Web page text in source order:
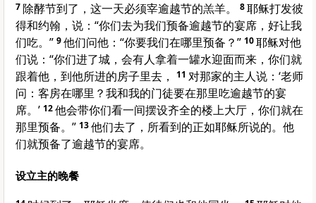
7除酵节到了，这一天必须宰逾越节的羔羊。 8耶稣打发彼
得和约翰 ，说：“你们去为我们预备逾越节的宴席，好让我
们吃。” 9他们问他：“你要我们在哪里预备？” 10耶稣对他
们说：“你们进了城，会有人拿着一罐水迎面而来，你们就
跟着他，到他所进的房子里去，
11 对那家的主人说：‘老师
问：客房在哪里？我和我的门徒要在那里吃逾越节的宴
席。’ 12他会带你们看一间摆设齐全的楼上大厅，你们就在
那里预备。” 13他们去了，所看到的正如耶稣所说的。他
们就预备了逾越节的宴席。
设立主的晚餐